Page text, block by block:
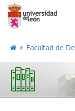
Facultad de